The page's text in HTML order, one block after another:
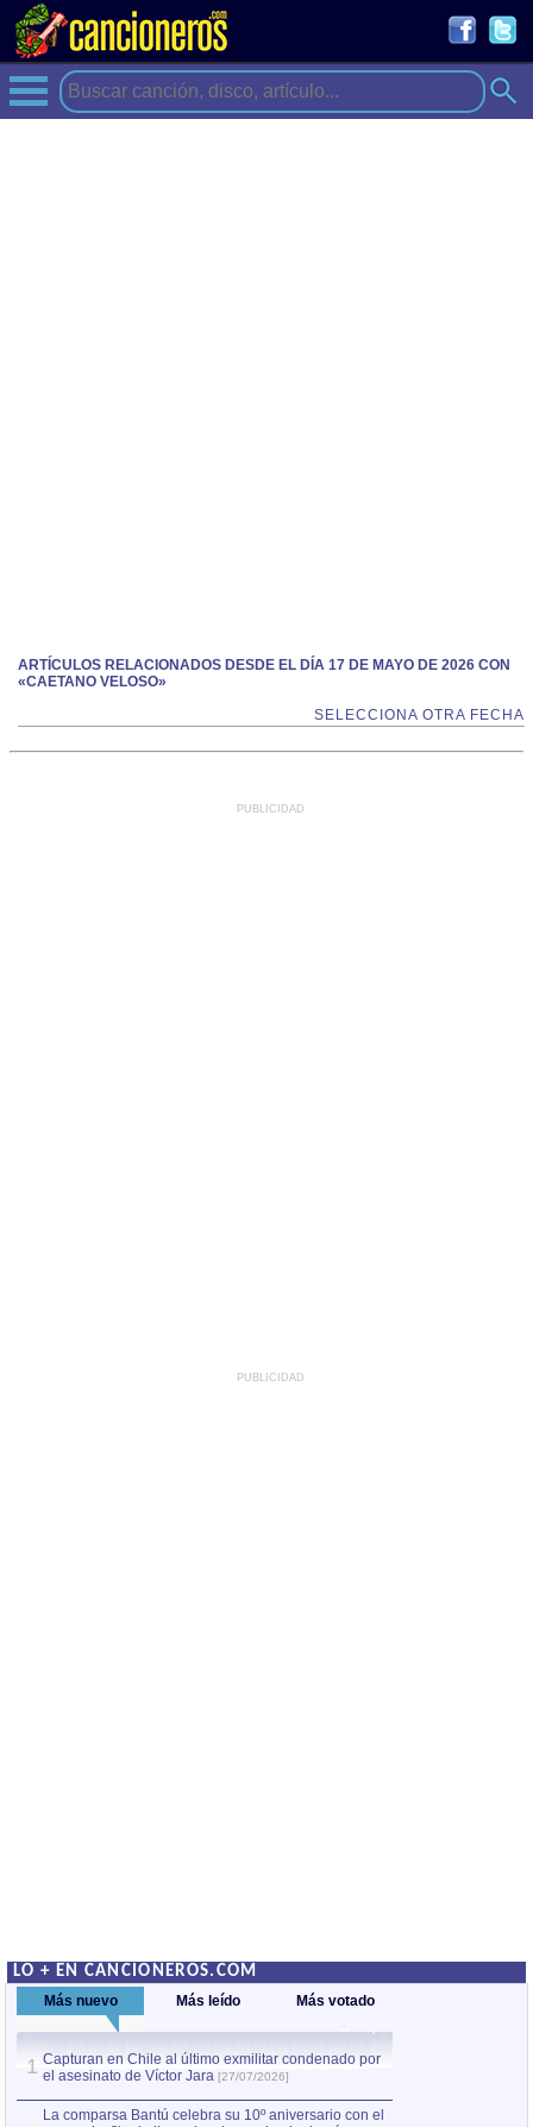
ARTÍCULOS RELACIONADOS DESDE EL DÍA 17 DE MAYO DE 2026 CON
«CAETANO VELOSO»
SELECCIONA OTRA FECHA
PUBLICIDAD
PUBLICIDAD
LO + EN CANCIONEROS.COM
Más nuevo Más leído Más votado
1 Capturan en Chile al último exmilitar condenado por
el asesinato de Víctor Jara [27/07/2026]
La comparsa Bantú celebra su 10º aniversario con el